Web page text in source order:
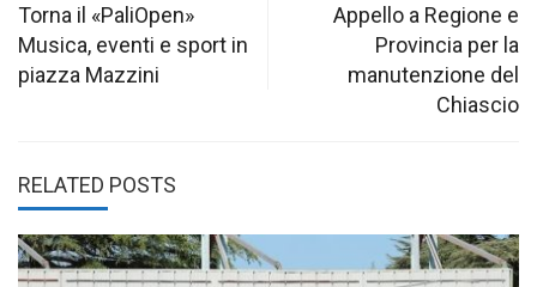
navigation
Torna il «PaliOpen»
Musica, eventi e sport in
piazza Mazzini
Appello a Regione e
Provincia per la
manutenzione del
Chiascio
RELATED POSTS